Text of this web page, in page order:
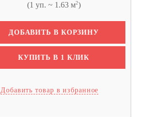
(1 уп. ~ 1.63 м2)
ДОБАВИТЬ В КОРЗИНУ
КУПИТЬ В 1 КЛИК
Добавить товар в избранное